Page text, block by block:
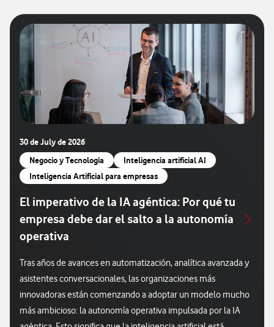
30 de July de 2026
Negocio y Tecnología
Inteligencia artificial AI
Inteligencia Artificial para empresas
El imperativo de la IA agéntica: Por qué tu
empresa debe dar el salto a la autonomía
operativa
Tras años de avances en automatización, analítica avanzada y
asistentes conversacionales, las organizaciones más
innovadoras están comenzando a adoptar un modelo mucho
más ambicioso: la autonomía operativa impulsada por la IA